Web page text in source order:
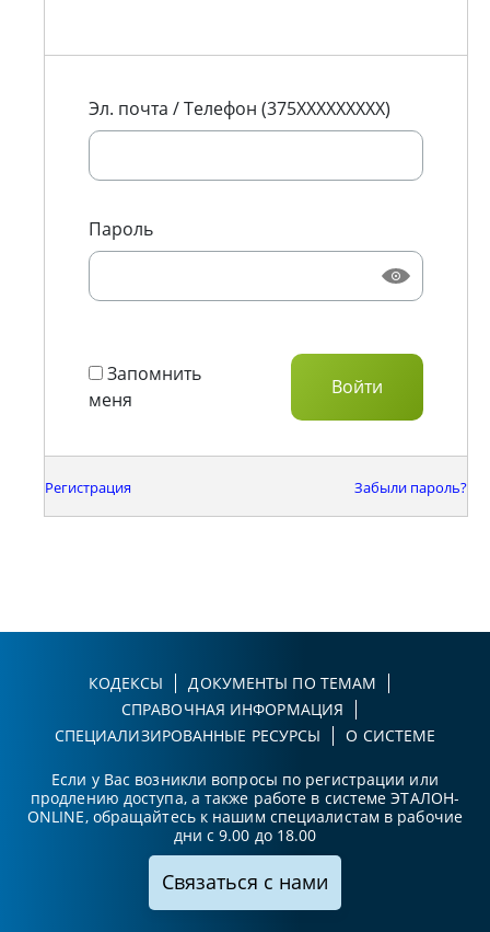
Эл. почта / Телефон (375XXXXXXXXX)
Пароль
Запомнить
меня
Регистрация Забыли пароль?
КОДЕКСЫ
ДОКУМЕНТЫ ПО ТЕМАМ
СПРАВОЧНАЯ ИНФОРМАЦИЯ
СПЕЦИАЛИЗИРОВАННЫЕ РЕСУРСЫ
О СИСТЕМЕ
Если у Вас возникли вопросы по регистрации или
продлению доступа, а также работе в системе ЭТАЛОН-
ONLINE, обращайтесь к нашим специалистам в рабочие
дни с 9.00 до 18.00
Связаться с нами